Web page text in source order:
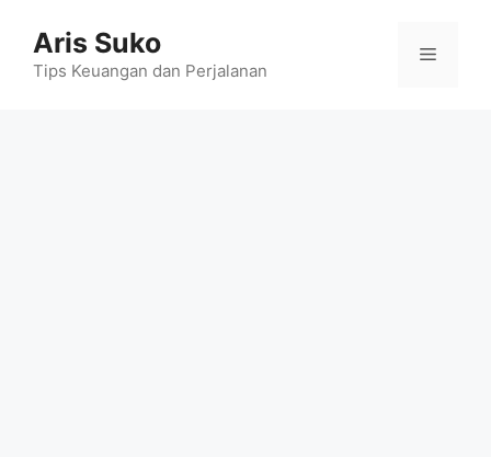
content
Aris Suko
Tips Keuangan dan Perjalanan
Menu